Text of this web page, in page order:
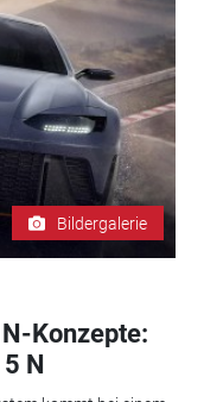
Bildergalerie
Konzepte:
N